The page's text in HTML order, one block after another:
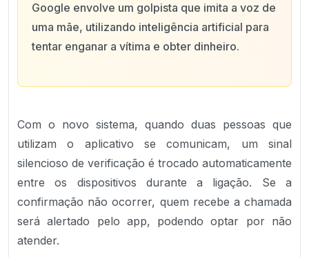
Google envolve um golpista que imita a voz de
uma mãe, utilizando inteligência artificial para
tentar enganar a vítima e obter dinheiro.
Com o novo sistema, quando duas pessoas que
utilizam o aplicativo se comunicam, um sinal
silencioso de verificação é trocado automaticamente
entre os dispositivos durante a ligação. Se a
confirmação não ocorrer, quem recebe a chamada
será alertado pelo app, podendo optar por não
atender.